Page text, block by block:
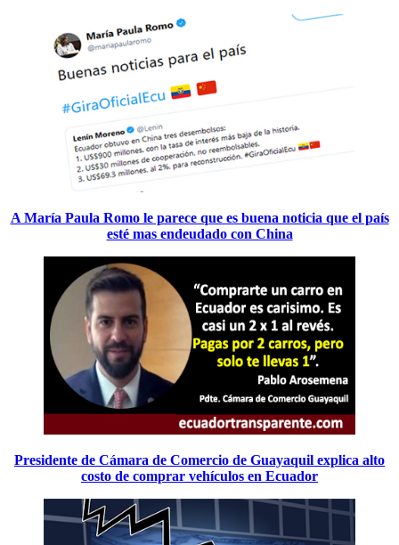
A María Paula Romo le parece que es buena noticia que el país
esté mas endeudado con China
Presidente de Cámara de Comercio de Guayaquil explica alto
costo de comprar vehículos en Ecuador